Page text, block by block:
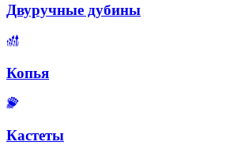
Двуручные дубины
Копья
Кастеты